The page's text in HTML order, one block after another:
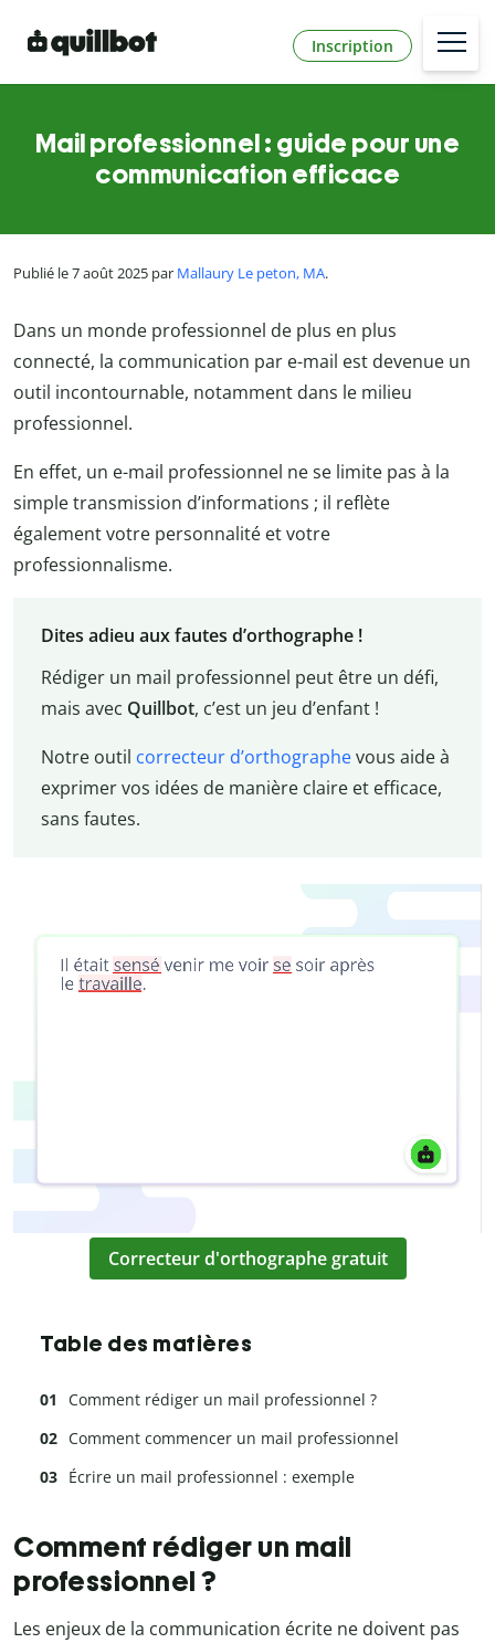
Inscription
Mail professionnel : guide pour une
communication efficace
Publié le 7 août 2025 par Mallaury Le peton, MA.
Dans un monde professionnel de plus en plus
connecté, la communication par e-mail est devenue un
outil incontournable, notamment dans le milieu
professionnel.
En effet, un e-mail professionnel ne se limite pas à la
simple transmission d’informations ; il reflète
également votre personnalité et votre
professionnalisme.
Dites adieu aux fautes d’orthographe !
Rédiger un mail professionnel peut être un défi,
mais avec Quillbot, c’est un jeu d’enfant !
Notre outil correcteur d’orthographevous aide à
exprimer vos idées de manière claire et efficace,
sans fautes.
Correcteur d'orthographe gratuit
Table des matières
Comment rédiger un mail professionnel ?
Comment commencer un mail professionnel
Écrire un mail professionnel : exemple
Comment rédiger un mail
professionnel ?
Les enjeux de la communication écrite ne doivent pas